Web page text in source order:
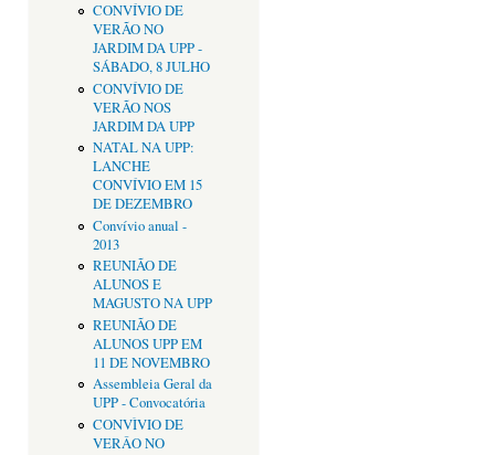
CONVÍVIO DE
VERÃO NO
JARDIM DA UPP -
SÁBADO, 8 JULHO
CONVÍVIO DE
VERÃO NOS
JARDIM DA UPP
NATAL NA UPP:
LANCHE
CONVÍVIO EM 15
DE DEZEMBRO
Convívio anual -
2013
REUNIÃO DE
ALUNOS E
MAGUSTO NA UPP
REUNIÃO DE
ALUNOS UPP EM
11 DE NOVEMBRO
Assembleia Geral da
UPP - Convocatória
CONVÌVIO DE
VERÂO NO